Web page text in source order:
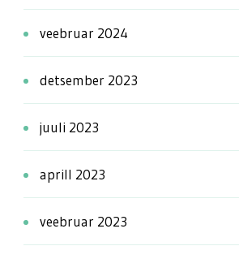
veebruar 2024
detsember 2023
juuli 2023
aprill 2023
veebruar 2023